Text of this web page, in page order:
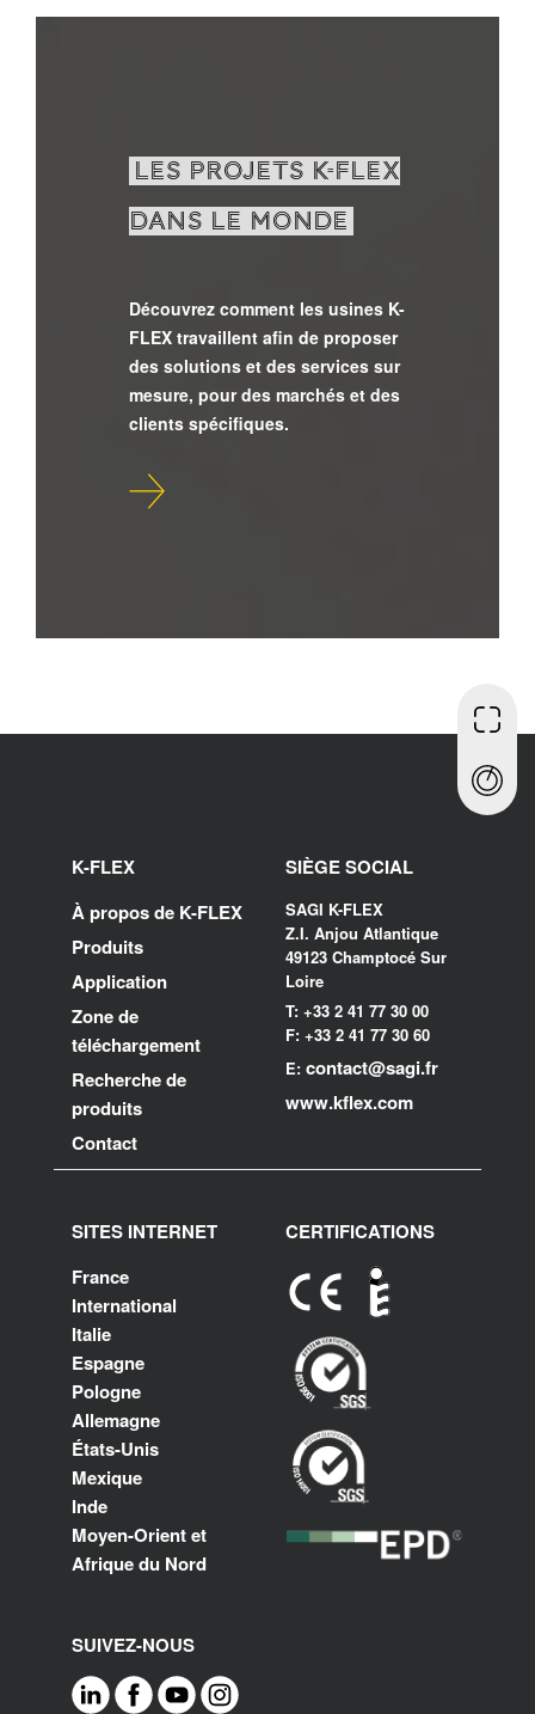
LES PROJETS K-FLEX
DANS LE MONDE
Découvrez comment les usines K-
FLEX travaillent afin de proposer
des solutions et des services sur
mesure, pour des marchés et des
clients spécifiques.
K-FLEX
À propos de K-FLEX
Produits
Application
Zone de
téléchargement
Recherche de
produits
Contact
SIÈGE SOCIAL
SAGI K-FLEX
Z.I. Anjou Atlantique
49123 Champtocé Sur
Loire
T: +33 2 41 77 30 00
F: +33 2 41 77 30 60
E: contact@sagi.fr
www.kflex.com
SITES INTERNET
France
International
Italie
Espagne
Pologne
Allemagne
États-Unis
Mexique
Inde
Moyen-Orient et
Afrique du Nord
CERTIFICATIONS
SUIVEZ-NOUS